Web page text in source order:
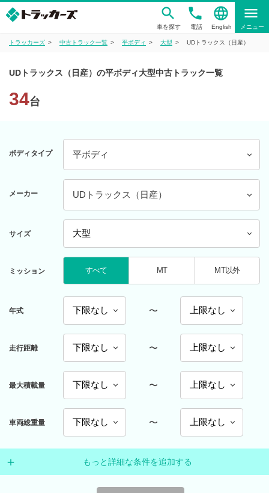
車を探す
phone
電話
language
English
menu
メニュー
トラッカーズ 中古トラック一覧 平ボディ 大型 UDトラックス（日産）
UDトラックス（日産）の平ボディ大型中古トラック一覧
34台
ボディタイプ 平ボディ
メーカー UDトラックス（日産）
サイズ
ミッション すべて MT MT以外
年式 〜
走行距離 〜
最大積載量 〜
車両総重量 〜
もっと詳細な条件を追加する